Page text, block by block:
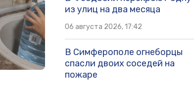
из улиц на два месяца
06 августа 2026, 17:42
В Симферополе огнеборцы
спасли двоих соседей на
пожаре